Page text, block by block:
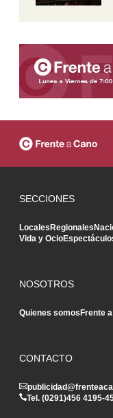
SECCIONES
LocalesRegionales
Vida y Ocio
NOSOTROS
Quienes somosFrente
CONTACTO
Tel. (0291)456 4195-